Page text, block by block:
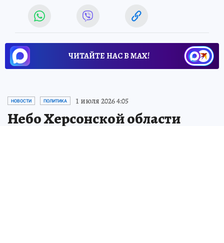
ЧИТАЙТЕ НАС В МАХ!
НОВОСТИ ПОЛИТИКА 1 июля 2026 4:05
Небо Херсонской области